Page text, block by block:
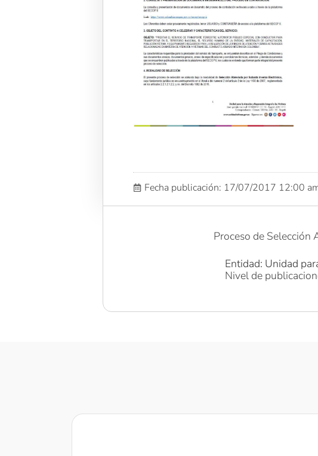
Fecha publicación: 17/07/2017 12:00
Proceso de
Entidad: Unidad
Nivel de